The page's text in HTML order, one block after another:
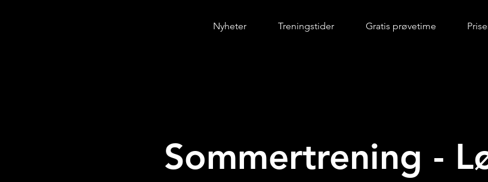
Sommertrening -
Nyheter Treningstider Gratis prøvetime